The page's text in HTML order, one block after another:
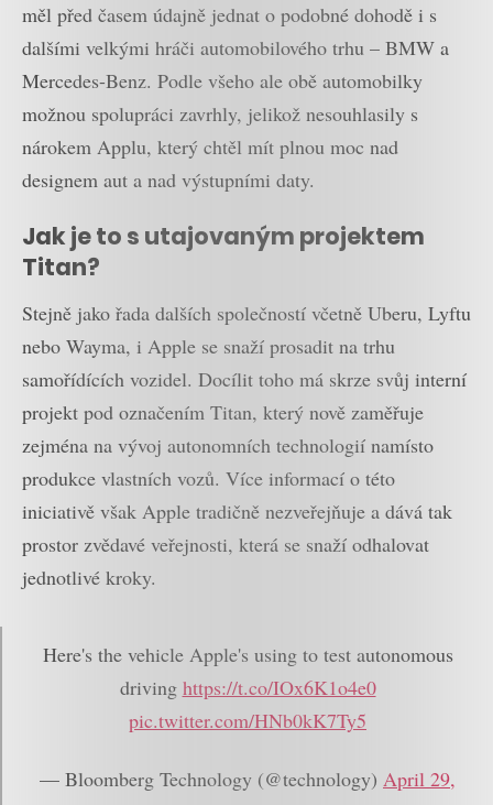
měl před časem údajně jednat o podobné dohodě i s
dalšími velkými hráči automobilového trhu – BMW a
Mercedes-Benz. Podle všeho ale obě automobilky
možnou spolupráci zavrhly, jelikož nesouhlasily s
nárokem Applu, který chtěl mít plnou moc nad
designem aut a nad výstupními daty.
Jak je to s utajovaným projektem
Titan?
Stejně jako řada dalších společností včetně Uberu, Lyftu
nebo Wayma, i Apple se snaží prosadit na trhu
samořídících vozidel. Docílit toho má skrze svůj interní
projekt pod označením Titan, který nově zaměřuje
zejména na vývoj autonomních technologií namísto
produkce vlastních vozů. Více informací o této
iniciativě však Apple tradičně nezveřejňuje a dává tak
prostor zvědavé veřejnosti, která se snaží odhalovat
jednotlivé kroky.
Here's the vehicle Apple's using to test autonomous
driving https://t.co/IOx6K1o4e0
pic.twitter.com/HNb0kK7Ty5
— Bloomberg Technology (@technology) April 29,